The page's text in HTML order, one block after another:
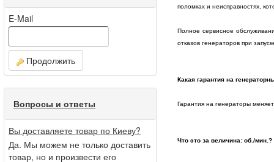
E-Mail
Продолжить
Вопросы и ответы
Вы доставляете товар по Киеву?
Да. Мы можем не только доставить
товар, но и произвести его
поломках и неисправностях,
Полное сервисное
отказов генераторов при
Какая гарантия на
Гарантия на генераторы
Что это за величина: об./мин.?